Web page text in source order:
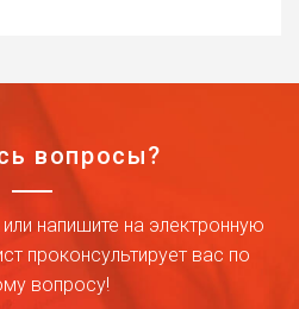
вопросы?
напишите на электронную
проконсультирует вас по
вопросу!